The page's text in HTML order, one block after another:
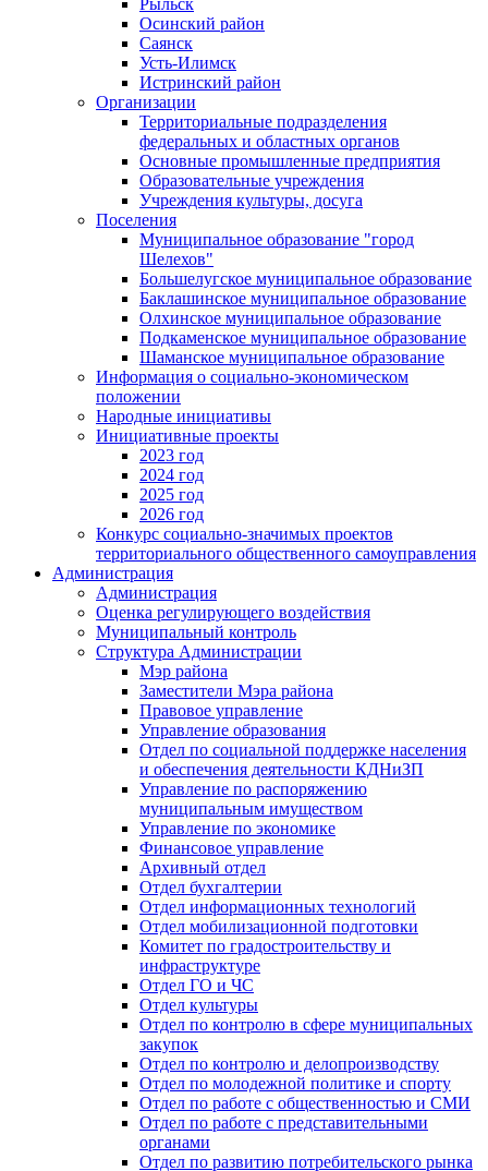
Осинский район
Саянск
Усть-Илимск
Истринский район
Организации
Территориальные подразделения
федеральных и областных органов
Основные промышленные предприятия
Образовательные учреждения
Учреждения культуры, досуга
Поселения
Муниципальное образование "город
Шелехов"
Большелугское муниципальное образование
Баклашинское муниципальное образование
Олхинское муниципальное образование
Подкаменское муниципальное образование
Шаманское муниципальное образование
Информация о социально-экономическом
положении
Народные инициативы
Инициативные проекты
2023 год
2024 год
2025 год
2026 год
Конкурс социально-значимых проектов
территориального общественного самоуправления
Администрация
Администрация
Оценка регулирующего воздействия
Муниципальный контроль
Структура Администрации
Мэр района
Заместители Мэра района
Правовое управление
Управление образования
Отдел по социальной поддержке населения
и обеспечения деятельности КДНиЗП
Управление по распоряжению
муниципальным имуществом
Управление по экономике
Финансовое управление
Архивный отдел
Отдел бухгалтерии
Отдел информационных технологий
Отдел мобилизационной подготовки
Комитет по градостроительству и
инфраструктуре
Отдел ГО и ЧС
Отдел культуры
Отдел по контролю в сфере муниципальных
закупок
Отдел по контролю и делопроизводству
Отдел по молодежной политике и спорту
Отдел по работе с общественностью и СМИ
Отдел по работе с представительными
органами
Отдел по развитию потребительского рынка